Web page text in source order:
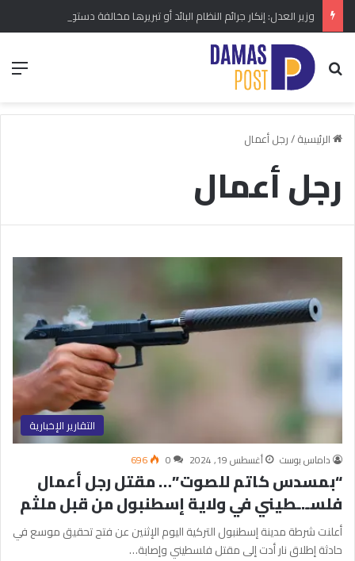
بحث عن
الرئيسية/رجل أعمال
رجل أعمال
التقارير الإخبارية
داماس بوست أغسطس 19, 2024 0
696
“بمسدس كاتم للصوت ”… مقتل رجل أعمال
فلسـ.ـطيني في ولاية إسطنبول من قبل ملثم
أعلنت شرطة مدينة إسطنبول التركية اليوم الإثنين عن فتح تحقيق موسع في
حادثة إطلاق نار أدت إلى مقتل فلسطيني وإصابة…